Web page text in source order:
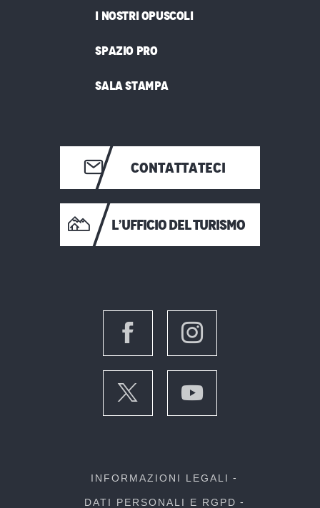
I NOSTRI OPUSCOLI
SPAZIO PRO
SALA STAMPA
CONTATTATECI
L’UFFICIO DEL TURISMO
INFORMAZIONI LEGALI
DATI PERSONALI E RGPD